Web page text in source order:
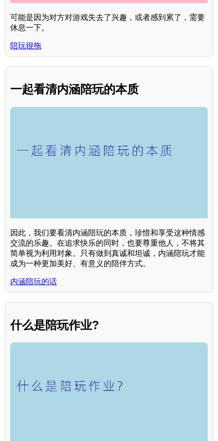
可能是因为对方对游戏失去了兴趣，或者感到累了，需要
休息一下。
陪玩很拖
一起看清内涵陪玩的本质
因此，我们要看清内涵陪玩的本质，珍惜和享受这种情感
交流的乐趣。在追求快乐的同时，也要尊重他人，不将其
简单视为利用对象。只有做到真诚和坦诚，内涵陪玩才能
成为一种更加美好、有意义的陪伴方式。
内涵陪玩的话
什么是陪玩作业?